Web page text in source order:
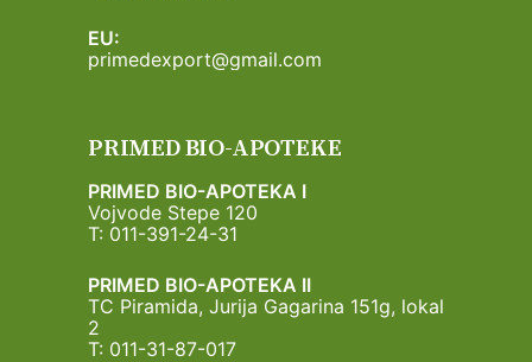
EU:
primedexport@gmail.com
PRIMED BIO-APOTEKE
PRIMED BIO-APOTEKA I
Vojvode Stepe 120
T: 011-391-24-31
PRIMED BIO-APOTEKA II
TC Piramida, Jurija Gagarina 151g, lokal
2
T: 011-31-87-017